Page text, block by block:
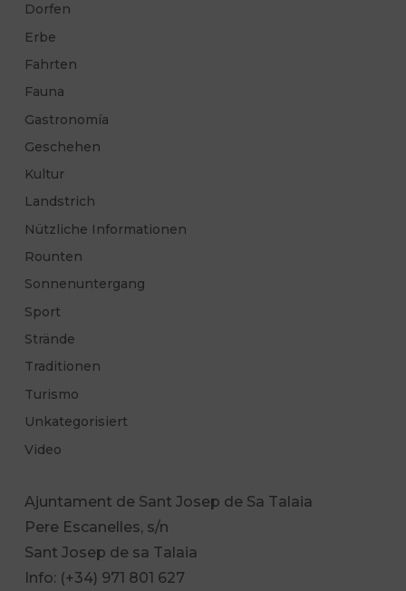
Dorfen
Erbe
Fahrten
Fauna
Gastronomía
Geschehen
Kultur
Landstrich
Nützliche Informationen
Rounten
Sonnenuntergang
Sport
Strände
Traditionen
Turismo
Unkategorisiert
Video
Ajuntament de Sant Josep de Sa Talaia
Pere Escanelles, s/n
Sant Josep de sa Talaia
Info: (+34) 971 801 627